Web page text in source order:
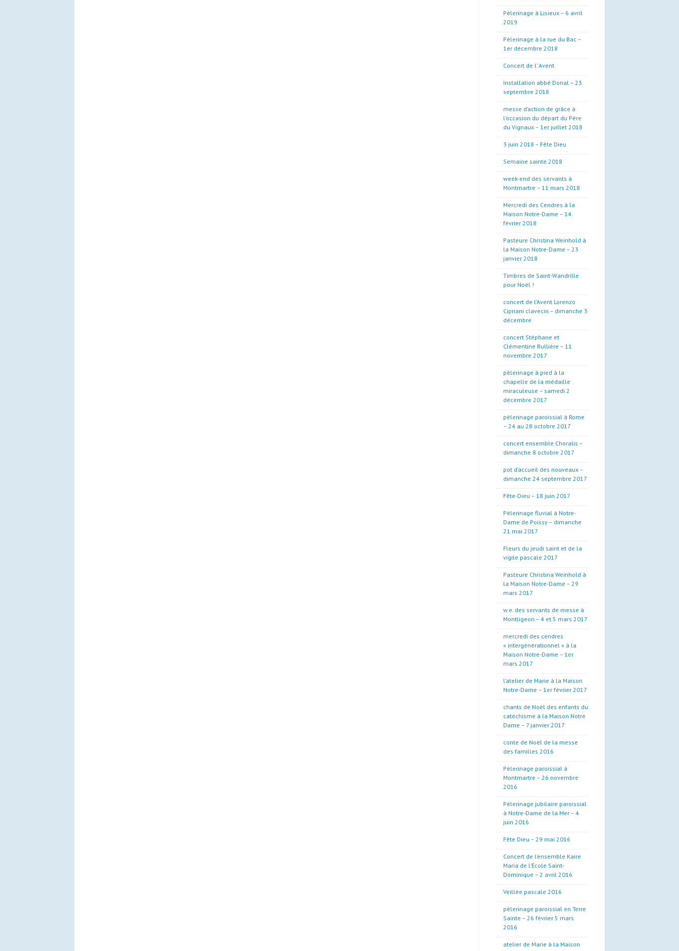
Pèlerinage à Lisieux – 6 avril
2019
Pèlerinage à la rue du Bac –
1er décembre 2018
Concert de l’ Avent
Installation abbé Donal – 23
septembre 2018
messe d’action de grâce à
l’occasion du départ du Père
du Vignaux – 1er juillet 2018
3 juin 2018 – Fête Dieu
Semaine sainte 2018
week-end des servants à
Montmartre – 11 mars 2018
Mercredi des Cendres à la
Maison Notre-Dame – 14
février 2018
Pasteure Christina Weinhold à
la Maison Notre-Dame – 23
janvier 2018
Timbres de Saint-Wandrille
pour Noël !
concert de l’Avent Lorenzo
Cipriani clavecin – dimanche 3
décembre
concert Stéphane et
Clémentine Rullière – 11
novembre 2017
pèlerinage à pied à la
chapelle de la médaille
miraculeuse – samedi 2
décembre 2017
pèlerinage paroissial à Rome
– 24 au 28 octobre 2017
concert ensemble Choralis –
dimanche 8 octobre 2017
pot d’accueil des nouveaux –
dimanche 24 septembre 2017
Fête-Dieu – 18 juin 2017
Pèlerinage fluvial à Notre-
Dame de Poissy – dimanche
21 mai 2017
Fleurs du jeudi saint et de la
vigile pascale 2017
Pasteure Christina Weinhold à
la Maison Notre-Dame – 29
mars 2017
w.e. des servants de messe à
Montligeon – 4 et 5 mars 2017
mercredi des cendres
« intergénérationnel » à la
Maison Notre-Dame – 1er
mars 2017
l’atelier de Marie à la Maison
Notre-Dame – 1er février 2017
chants de Noël des enfants du
catéchisme à la Maison Notre
Dame – 7 janvier 2017
conte de Noël de la messe
des familles 2016
Pèlerinage paroissial à
Montmartre – 26 novembre
2016
Pèlerinage jubilaire paroissial
à Notre-Dame de la Mer – 4
juin 2016
Fête Dieu – 29 mai 2016
Concert de l’ensemble Kaire
Maria de l’École Saint-
Dominique – 2 avril 2016
Veillée pascale 2016
pèlerinage paroissial en Terre
Sainte – 26 février 5 mars
2016
atelier de Marie à la Maison